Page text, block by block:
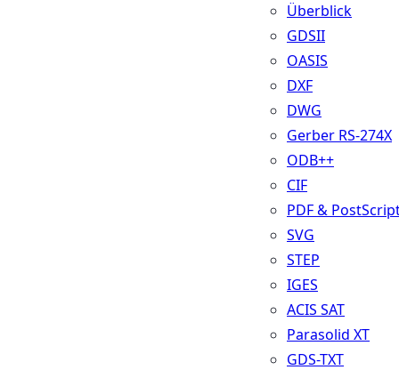
Überblick
GDSII
OASIS
DXF
DWG
Gerber RS-274X
ODB++
CIF
PDF &
SVG
STEP
IGES
ACIS SAT
Parasolid XT
GDS-TXT